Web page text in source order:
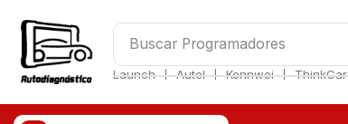
Buscar
Launch ❘ Autel ❘ Konnwei ❘ ThinkCar